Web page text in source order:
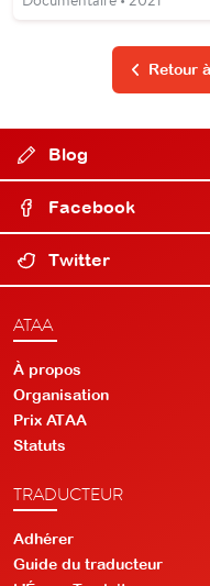
Retour
Blog
Facebook
Twitter
ATAA
À propos
Organisation
Prix ATAA
Statuts
TRADUCTEUR
Adhérer
Guide du traducteur